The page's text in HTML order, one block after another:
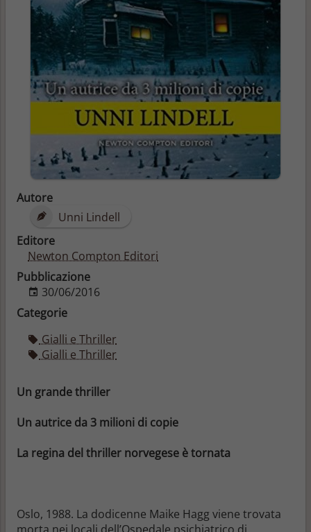
Autore
Unni Lindell
Editore
Newton Compton Editori
Pubblicazione
30/06/2016
Categorie
Gialli e Thriller
Gialli e Thriller
Un grande thriller
Un autrice da 3 milioni di copie
La regina del thriller norvegese è tornata
Oslo, 1988. La dodicenne Maike Hagg viene trovata
morta nei locali dell’Ospedale psichiatrico di